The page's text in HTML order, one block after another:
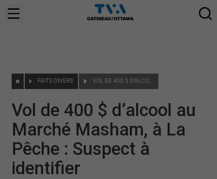
FAITS DIVERS VOL DE 400 $ D’ALCOOL AU MARCHÉ MASHAM, À LA PÊCHE : SUSPECT À IDENTIFIER
Vol de 400 $ d’alcool au
Marché Masham, à La
Pêche : Suspect à
identifier